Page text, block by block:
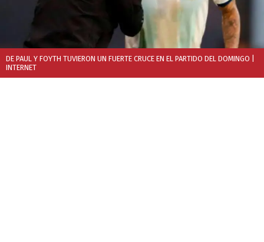
DE PAUL Y FOYTH TUVIERON UN FUERTE CRUCE EN EL PARTIDO DEL DOMINGO
INTERNET